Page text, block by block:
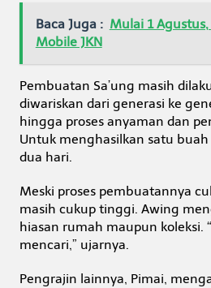
Baca Juga : Mulai 1
Mobile JKN
Pembuatan Sa’ung masih
diwariskan dari generasi ke
hingga proses anyaman dan
Untuk menghasilkan satu
dua hari.
Meski proses pembuatannya
masih cukup tinggi. Awing
hiasan rumah maupun koleksi.
mencari,” ujarnya.
Pengrajin lainnya, Pimai,